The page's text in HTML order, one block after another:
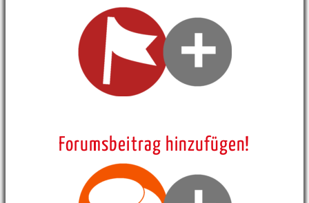
Forumsbeitrag hinzufügen!